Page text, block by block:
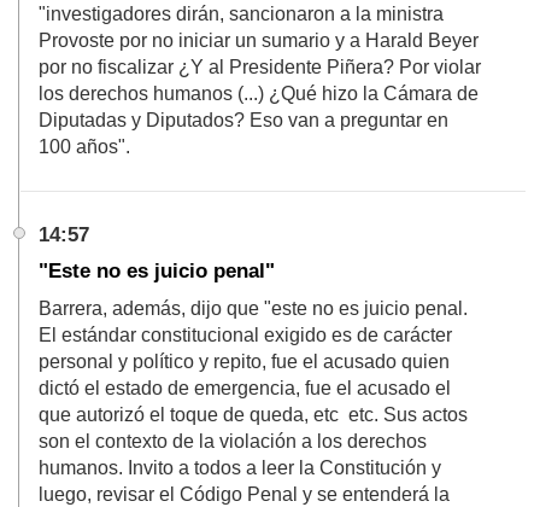
"investigadores dirán, sancionaron a la ministra
Provoste por no iniciar un sumario y a Harald Beyer
por no fiscalizar ¿Y al Presidente Piñera? Por violar
los derechos humanos (...) ¿Qué hizo la Cámara de
Diputadas y Diputados? Eso van a preguntar en
100 años".
14:57
"Este no es juicio penal"
Barrera, además, dijo que "este no es juicio penal.
El estándar constitucional exigido es de carácter
personal y político y repito, fue el acusado quien
dictó el estado de emergencia, fue el acusado el
que autorizó el toque de queda, etc etc. Sus actos
son el contexto de la violación a los derechos
humanos. Invito a todos a leer la Constitución y
luego, revisar el Código Penal y se entenderá la